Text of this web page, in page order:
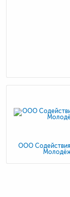
ООО Содействия